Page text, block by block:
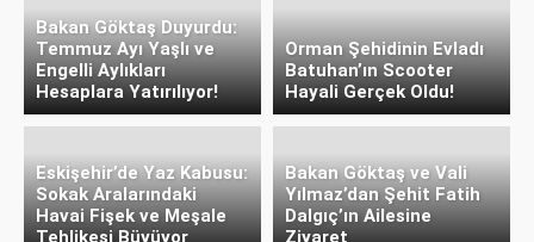
Bakan Göktaş Duyurdu:
Temmuz Ayı Yaşlı ve
Engelli Aylıkları
Hesaplara Yatırılıyor!
Orman Şehidinin Evladı
Batuhan’ın Scooter
Hayali Gerçek Oldu!
Eskişehir’de Yaz Kabusu:
Sokak Aralarındaki
Havai Fişek ve Meşale
Tehlikesi Büyüyor
Bakan Göktaş ve Vali
Yılmaz’dan Şehit Fatih
Dalgıç’ın Ailesine
Ziyaret